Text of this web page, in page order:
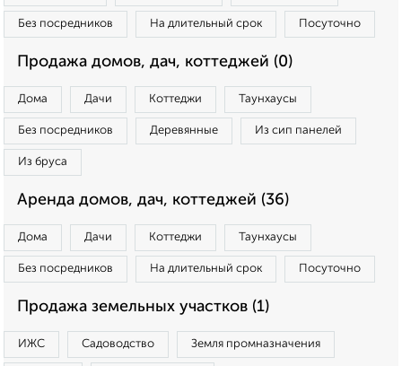
Без посредников На длительный срок Посуточно
Продажа домов, дач, коттеджей (0)
Дома Дачи Коттеджи Таунхаусы
Без посредников Деревянные Из сип панелей
Из бруса
Аренда домов, дач, коттеджей (36)
Дома Дачи Коттеджи Таунхаусы
Без посредников На длительный срок Посуточно
Продажа земельных участков (1)
ИЖС Садоводство Земля промназначения